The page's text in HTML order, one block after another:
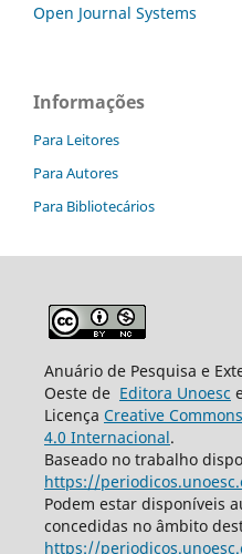
Open Journal Systems
Informações
Para Leitores
Para Autores
Para Bibliotecários
Anuário de Pesquisa e
Oeste de Editora Unoesc
Licença Creative
4.0 Internacional.
Baseado no trabalho
https://
Podem estar disponíveis
concedidas no âmbito
https://